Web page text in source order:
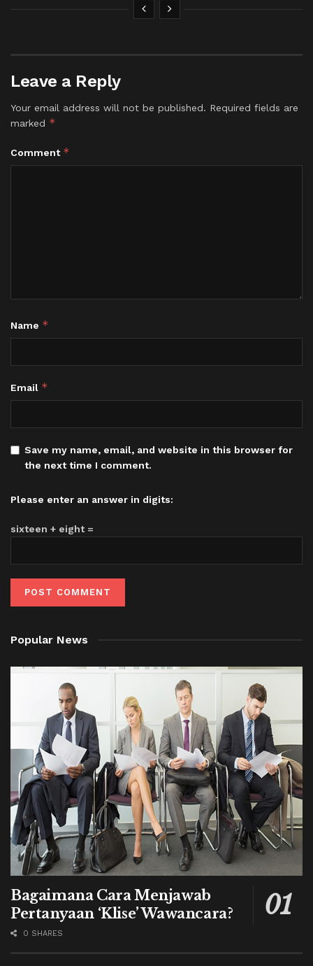
Leave a Reply
Your email address will not be published. Required fields are
marked *
Comment *
Name *
Email *
Save my name, email, and website in this browser for
the next time I comment.
Please enter an answer in digits:
sixteen + eight =
Popular News
Bagaimana Cara Menjawab
Pertanyaan ‘Klise’ Wawancara?
0 SHARES